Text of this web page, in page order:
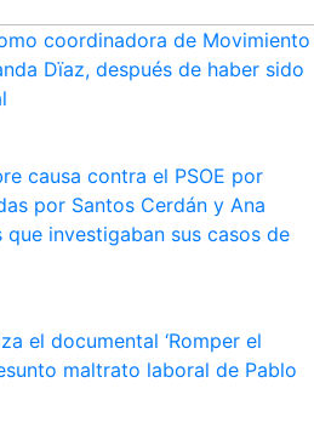
coordinadora de Movimiento
Dïaz, después de haber sido
causa contra el PSOE por
por Santos Cerdán y Ana
que investigaban sus casos de
el documental ‘Romper el
maltrato laboral de Pablo